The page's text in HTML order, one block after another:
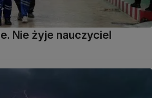
Nie żyje nauczyciel